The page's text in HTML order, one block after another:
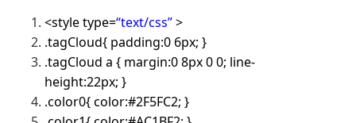
<style type=“text/css”>
.tagCloud{ padding:0 6px; }
.tagCloud a { margin:0 8px 0 0; line-
height:22px; }
.color0{ color:#2F5FC2; }